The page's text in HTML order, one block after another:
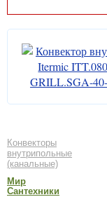
Конвекторы
внутрипольные
(канальные)
Мир
Сантехники